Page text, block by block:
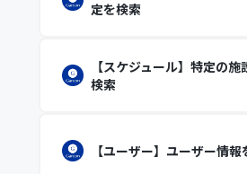
定を検索
【スケジュール】特定の
検索
【ユーザー】ユーザー情報